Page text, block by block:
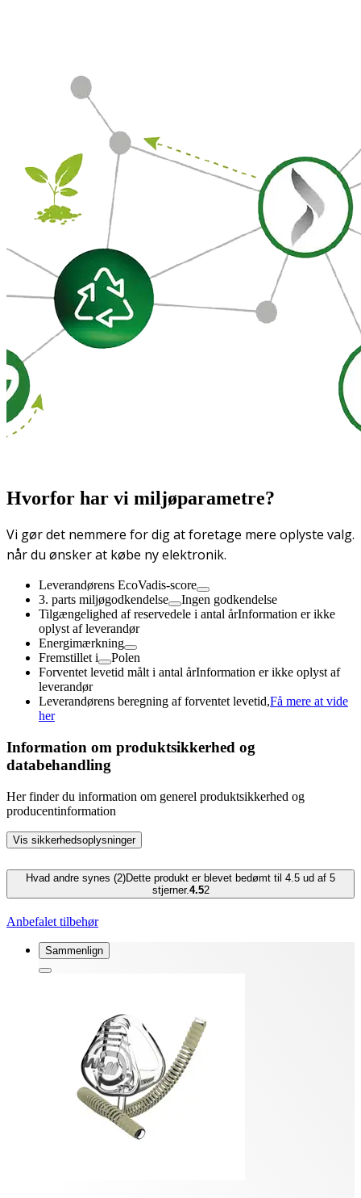
Hvorfor har vi miljøparametre?
Vi gør det nemmere for dig at foretage mere oplyste valg.
når du ønsker at købe ny elektronik.
Leverandørens EcoVadis-score
3. parts miljøgodkendelse
Ingen godkendelse
Tilgængelighed af reservedele i antal årInformation er ikke
oplyst af leverandør
Energimærkning
Fremstillet i
Polen
Forventet levetid målt i antal årInformation er ikke oplyst af
leverandør
Leverandørens beregning af forventet levetid,Få mere at vide
her
Information om produktsikkerhed og
databehandling
Her finder du information om generel produktsikkerhed og
producentinformation
Vis sikkerhedsoplysninger
Hvad andre synes (2)Dette produkt er blevet bedømt til 4.5 ud af 5
stjerner.4.52
Anbefalet tilbehør
Sammenlign